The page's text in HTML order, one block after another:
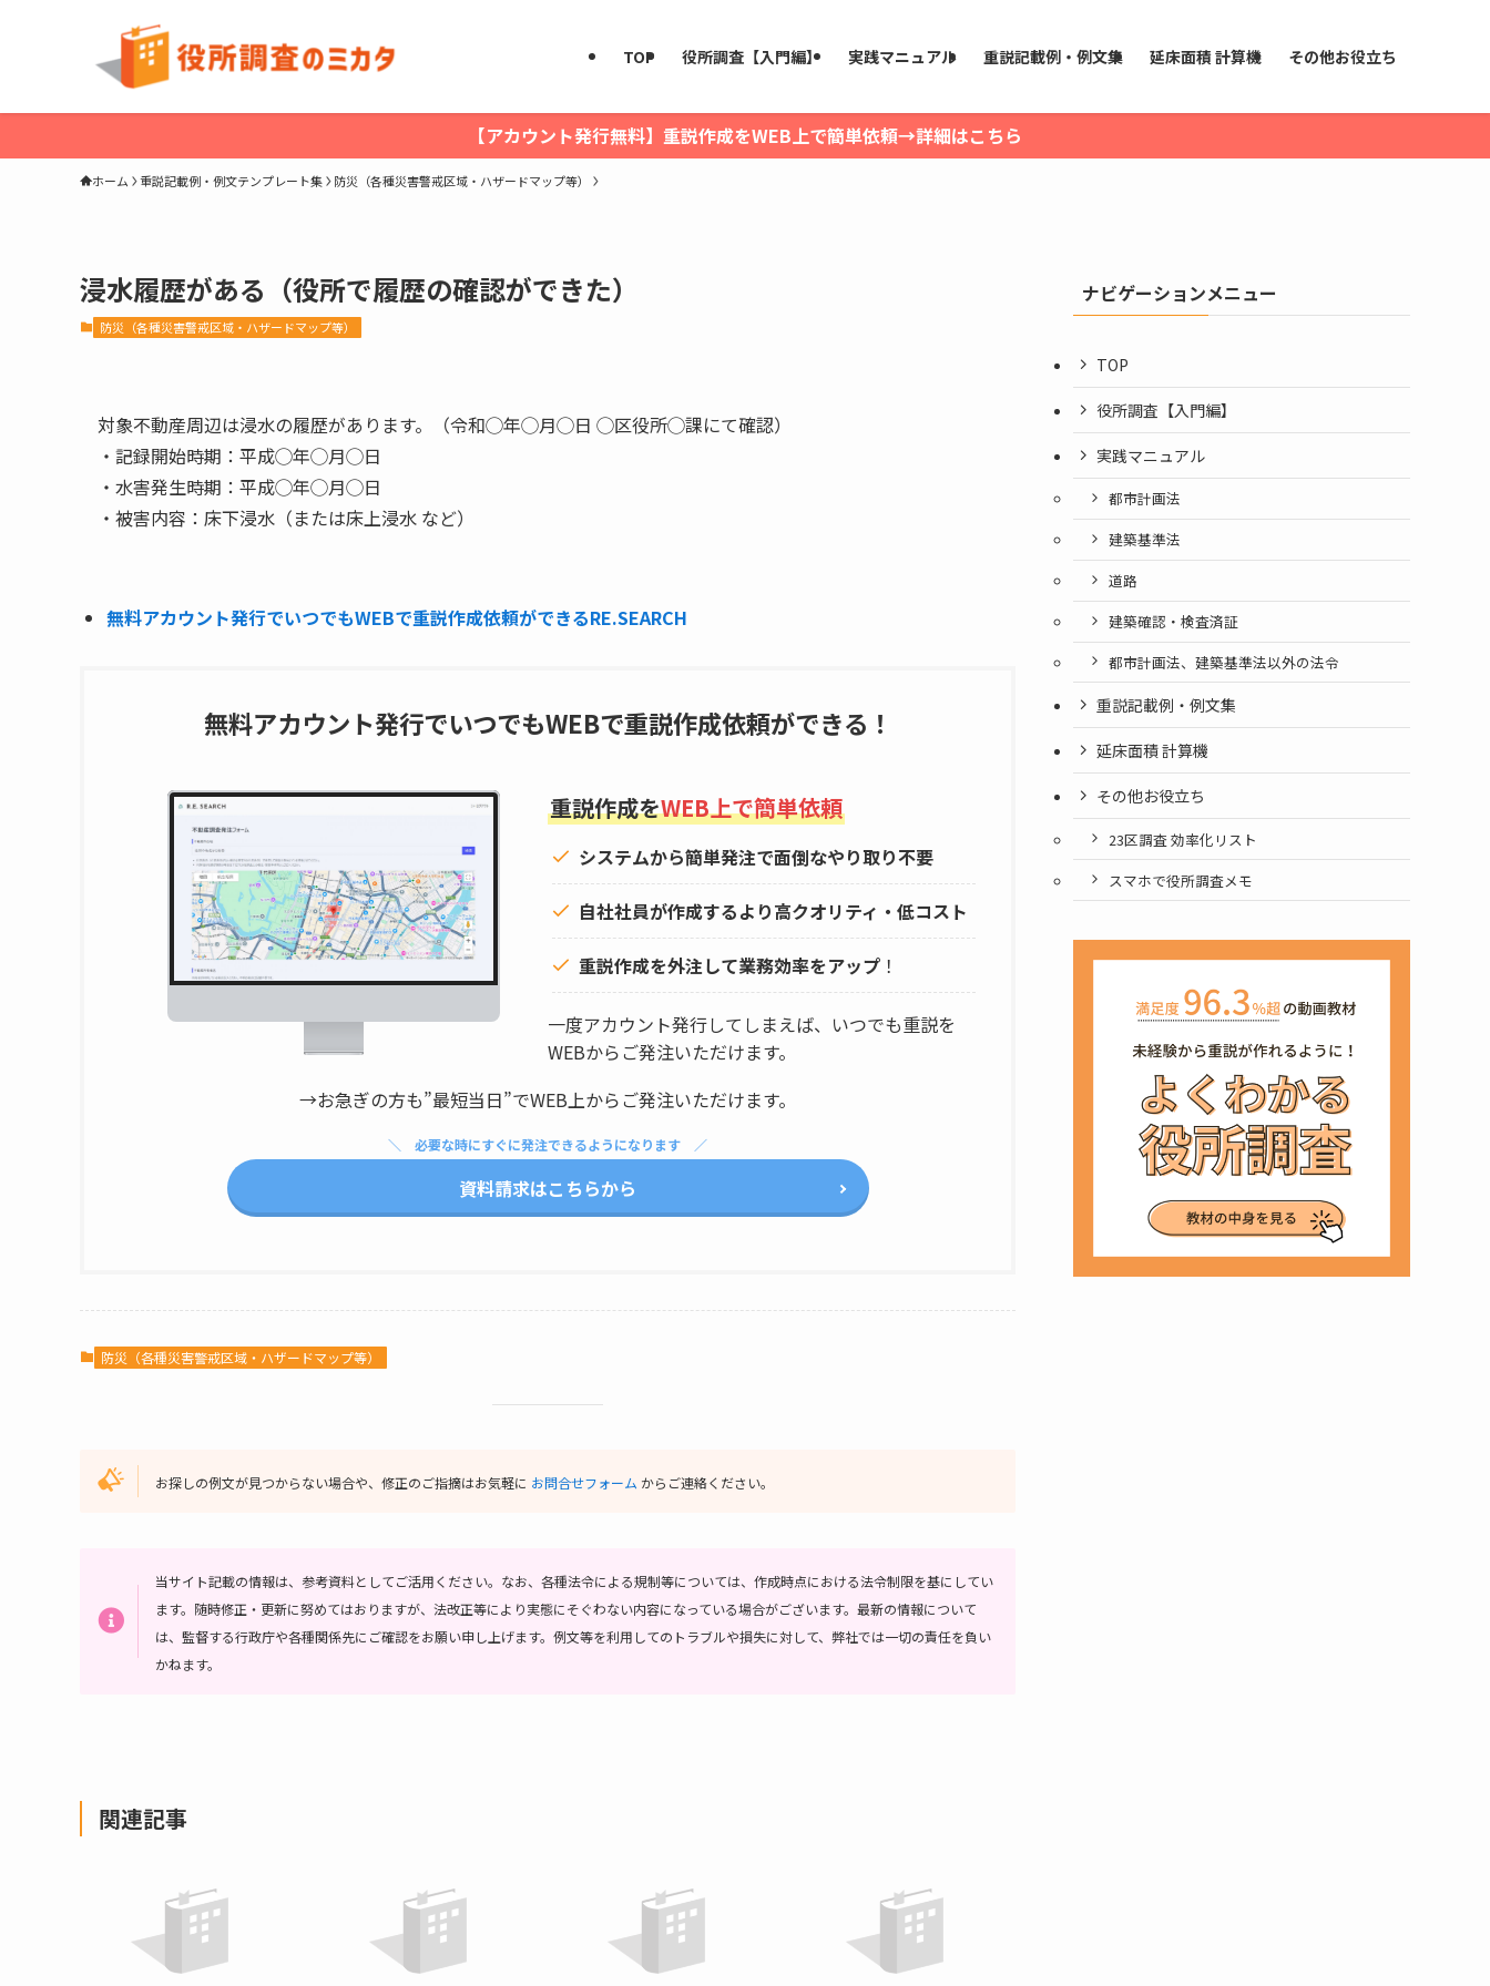
TOP 役所調査【入門編】 実践マニュアル 重説記載例・例文集 延床面積 計算機 その他お役立ち
【アカウント発行無料】重説作成をWEB上で簡単依頼→詳細はこちら
ホーム 重説記載例・例文テンプレート集 防災（各種災害警戒区域・ハザードマップ等）
浸水履歴がある（役所で履歴の確認ができた）
防災（各種災害警戒区域・ハザードマップ等）
対象不動産周辺は浸水の履歴があります。（令和◯年◯月◯日 ◯区役所◯課にて確認）
・記録開始時期：平成◯年◯月◯日
・水害発生時期：平成◯年◯月◯日
・被害内容：床下浸水（または床上浸水 など）
無料アカウント発行でいつでもWEBで重説作成依頼ができるRE.SEARCH
無料アカウント発行でいつでもWEBで重説作成依頼ができる！
重説作成をWEB上で簡単依頼
システムから簡単発注で面倒なやり取り不要
自社社員が作成するより高クオリティ・低コスト
重説作成を外注して業務効率をアップ ！
一度アカウント発行してしまえば、いつでも重説を
WEBからご発注いただけます。
→お急ぎの方も”最短当日”でWEB上からご発注いただけます。
必要な時にすぐに発注できるようになります
資料請求はこちらから
防災（各種災害警戒区域・ハザードマップ等）
お探しの例文が見つからない場合や、修正のご指摘はお気軽に お問合せフォーム からご連絡ください。
当サイト記載の情報は、参考資料としてご活用ください。 なお、各種法令による規制等については、作成時点における法令制限を基にしてい
ます。随時修正・更新に努めてはおりますが、法改正等により実態にそぐわない内容になっている場合がございます。最新の情報について
は、監督する行政庁や各種関係先にご確認をお願い申し上げます。 例文等を利用してのトラブルや損失に対して、弊社では一切の責任を負い
かねます。
関連記事
ナビゲーションメニュー
TOP
役所調査【入門編】
実践マニュアル
都市計画法
建築基準法
道路
建築確認・検査済証
都市計画法、建築基準法以外の法令
重説記載例・例文集
延床面積 計算機
その他お役立ち
23区調査 効率化リスト
スマホで役所調査メモ